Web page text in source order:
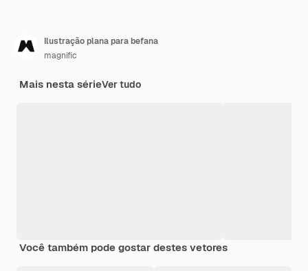
Ilustração plana para befana
magnific
Mais nesta sérieVer tudo
Você também pode gostar destes vetores